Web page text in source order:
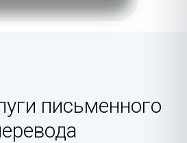
письменного